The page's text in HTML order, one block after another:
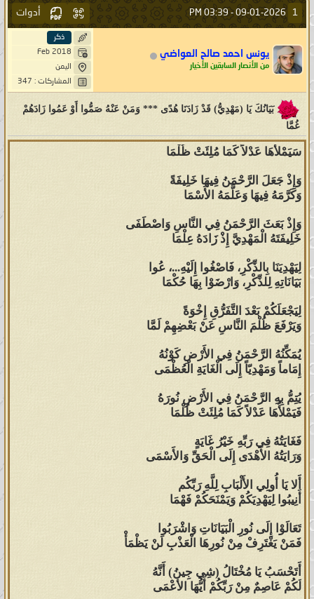
1
09-01-2026 -
03:39 PM أدوات
يونس احمد صالح العواضي
من الأنصار السابقين الأخيار
ذكر
Feb 2018
اليمن
المشاركات : 347
بَيَانُكَ يَا (مَهْدِيُّ) قَدْ زَادَنَا هُدًى *** وَمَنْ عَنْهُ صَمُّوا أَوْ عَمُوا زَادَهُمْ
غُمَّا
سَيَمْلأُهَا عَدْلاً كَمَا مُلِئَتْ ظُلْمَا
وَإِذْ جَعَلَ الرَّحْمَنُ فِيهَا خَلِيفَةً
وَكَرَّمَهُ فِيهَا وَعَلَّمَهُ الأَسْمَا
وَإِذْ بَعَثَ الرَّحْمَنُ فِي النَّاسِ وَاصْطَفَى
خَلِيفَتَهُ الْمَهْدِيَّ إِذْ زَادَهُ عِلْمَا
لِيَهْدِيَنَا بِالذِّكْرِ، فَاصْغُوا إِلَيْهِ...، عُوا
بَيَانَاتِهِ لِلذِّكْرِ، وَارْضَوْا بِهَا حُكْمَا
لِيَجْعَلَكُمْ بَعْدَ التَّفَرُّقِ إِخْوَةً
وَيَرْفَعَ ظُلْمَ النَّاسِ عَنْ بَعْضِهِمْ لَمَّا
يُمَكِّنُهُ الرَّحْمَنُ فِي الأَرْضِ كَوْنُهُ
إِمَاماً وَمَهْدِيّاً إِلَى الْغَايَةِ الْعُظْمَى
يُتِمُّ بِهِ الرَّحْمَنُ فِي الأَرْضِ نُورَهُ
فَيَمْلأُهَا عَدْلاً كَمَا مُلِئَتْ ظُلْمَا
فَغَايَتُهُ فِي رَبِّهِ خَيْرُ غَايَةٍ
وَرَايَتُهُ الأَهْدَى إِلَى الْحَقِّ وَالأَسْمَى
أَلا يَا أُولِي الأَلْبَابِ لِلَّهِ رَبِّكُم
أَنِيبُوا لِيَهْدِيَكُمْ وَيَمْنَحَكُمْ فَهْمَا
تَعَالَوْا إِلَى نُورِ الْبَيَانَاتِ وَاشْرَبُوا
فَمَنْ يَغْتَرِفْ مِنْ نُورِهَا الْعَذْبِ لَنْ يَظْمَأْ
أَتَحْسَبُ يَا مُخْتَالُ (شِي جِينُ) أَنَّهُ
لَكُمْ عَاصِمٌ مِنْ رَبِّكُمْ أَيُّهَا الأَعْمَى